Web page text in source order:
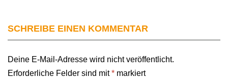
SCHREIBE EINEN KOMMENTAR
Deine E-Mail-Adresse wird nicht veröffentlicht.
Erforderliche Felder sind mit* markiert